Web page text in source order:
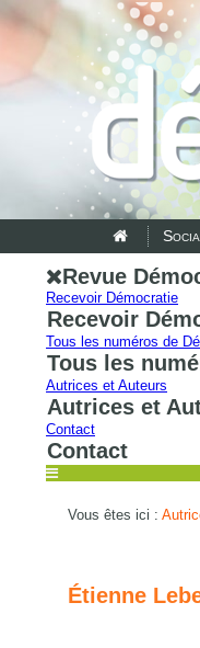
Revue
Recevoir Démocratie
Recevoir
Tous les numéros de
Tous les
Autrices et Auteurs
Autrices et
Contact
Contact
Vous êtes ici :
Étienne